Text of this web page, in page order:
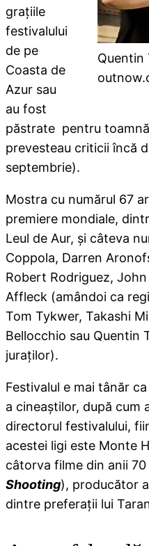
graţiile
festivalului
de pe
Coasta de
Azur sau
au fost
păstrate pentru
prevesteau criticii încă
septembrie).
Mostra cu numărul 67
premiere mondiale,
Leul de Aur, şi câteva
Coppola, Darren
Robert Rodriguez,
Affleck (amândoi ca
Tom Tykwer, Takashi
Bellocchio sau Quentin
juraţilor).
Festivalul e mai tânăr
a cineaştilor, după cum
directorul festivalului,
acestei ligi este Monte
câtorva filme din anii 70
Shooting), producător
dintre preferaţii lui